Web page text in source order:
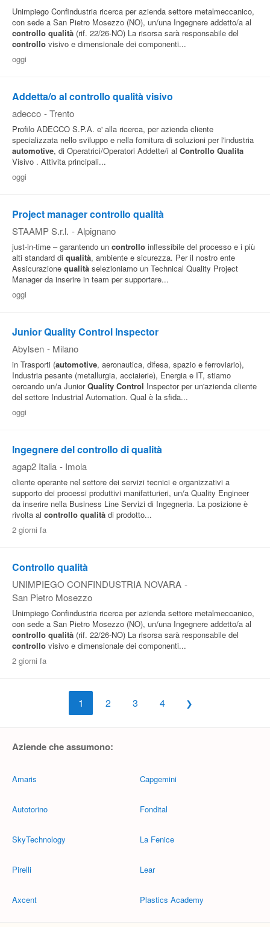
Unimpiego Confindustria ricerca per azienda settore metalmeccanico,
con sede a San Pietro Mosezzo (NO), un/una Ingegnere addetto/a al
controllo qualità (rif. 22/26-NO) La risorsa sarà responsabile del
controllo visivo e dimensionale dei componenti...
oggi
Addetta/o al controllo qualità visivo
adecco - Trento
Profilo ADECCO S.P.A. e' alla ricerca, per azienda cliente
specializzata nello sviluppo e nella fornitura di soluzioni per l'industria
automotive, di Operatrici/Operatori Addette/i al Controllo Qualita
Visivo . Attivita principali...
oggi
Project manager controllo qualità
STAAMP S.r.l. - Alpignano
just-in-time – garantendo un controllo inflessibile del processo e i più
alti standard di qualità, ambiente e sicurezza. Per il nostro ente
Assicurazione qualità selezioniamo un Technical Quality Project
Manager da inserire in team per supportare...
oggi
Junior Quality Control Inspector
Abylsen - Milano
in Trasporti (automotive, aeronautica, difesa, spazio e ferroviario),
Industria pesante (metallurgia, acciaierie), Energia e IT, stiamo
cercando un/a JuniorQuality Control Inspector per un'azienda cliente
del settore Industrial Automation. Qual è la sfida...
oggi
Ingegnere del controllo di qualità
agap2 Italia - Imola
cliente operante nel settore dei servizi tecnici e organizzativi a
supporto dei processi produttivi manifatturieri, un/a Quality Engineer
da inserire nella Business Line Servizi di Ingegneria. La posizione è
rivolta al controllo qualità di prodotto...
2 giorni fa
Controllo qualità
UNIMPIEGO CONFINDUSTRIA NOVARA -
San Pietro Mosezzo
Unimpiego Confindustria ricerca per azienda settore metalmeccanico,
con sede a San Pietro Mosezzo (NO), un/una Ingegnere addetto/a al
controllo qualità (rif. 22/26-NO) La risorsa sarà responsabile del
controllo visivo e dimensionale dei componenti...
2 giorni fa
1 2 3 4
Aziende che assumono:
Amaris
Autotorino
SkyTechnology
Pirelli
Axcent
Capgemini
Fondital
La Fenice
Lear
Plastics Academy